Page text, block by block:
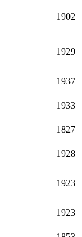
1902
1929
1937
1933
1827
1928
1923
1923